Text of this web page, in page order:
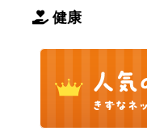
健康